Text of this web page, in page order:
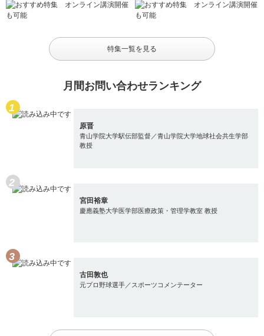
特集一覧を見る
月間お問い合わせランキング
原晋
青山学院大学駅伝部監督／青山学院大学地球社会共生学部
教授
宮田裕章
慶應義塾大学医学部医療政策・管理学教室 教授
古田敦也
元プロ野球選手／スポーツコメンテーター